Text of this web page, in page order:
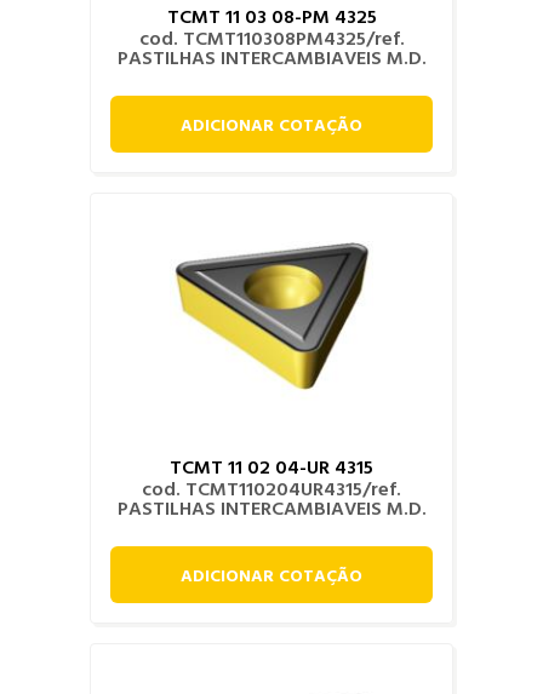
TCMT 11 03 08-PM 4325
cod. TCMT110308PM4325/ref.
PASTILHAS INTERCAMBIAVEIS M.D.
ADICIONAR COTAÇÃO
TCMT 11 02 04-UR 4315
cod. TCMT110204UR4315/ref.
PASTILHAS INTERCAMBIAVEIS M.D.
ADICIONAR COTAÇÃO